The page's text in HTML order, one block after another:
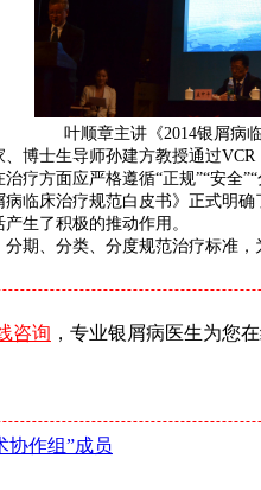
叶顺章主讲《2014银屑病
博士生导师孙建方教授通过
疗方面应严格遵循“正规”“安
临床治疗规范白皮书》正式明
生了积极的推动作用。
期、分类、分度规范治疗标准
咨询 ，专业银屑病医生为您
协作组”成员